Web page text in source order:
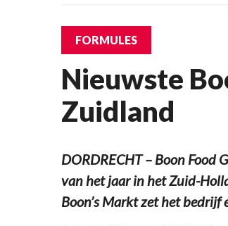
FORMULES
Nieuwste
Zuidland
DORDRECHT – Boon Food
van het jaar in het Zuid-
Boon’s Markt zet het bedrijf